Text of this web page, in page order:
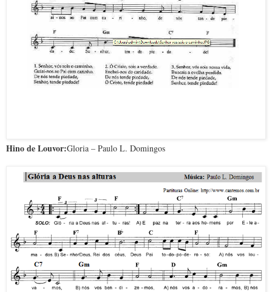
Hino de Louvor:Gloria – Paulo L. Domingos